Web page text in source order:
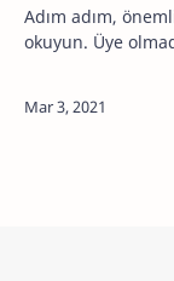
Adım adım,
okuyun. Üye